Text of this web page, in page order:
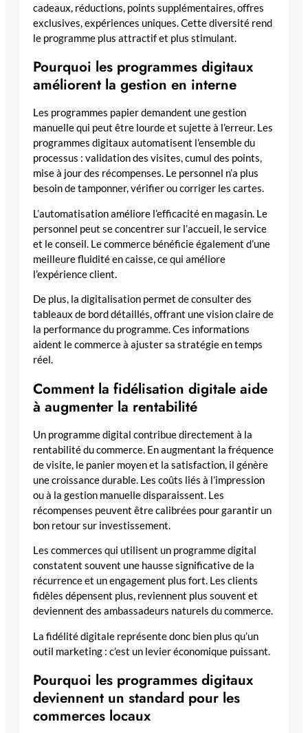
cadeaux, réductions, points supplémentaires, offres
exclusives, expériences uniques. Cette diversité rend
le programme plus attractif et plus stimulant.
Pourquoi les programmes digitaux
améliorent la gestion en interne
Les programmes papier demandent une gestion
manuelle qui peut être lourde et sujette à l’erreur. Les
programmes digitaux automatisent l’ensemble du
processus : validation des visites, cumul des points,
mise à jour des récompenses. Le personnel n’a plus
besoin de tamponner, vérifier ou corriger les cartes.
L’automatisation améliore l’efficacité en magasin. Le
personnel peut se concentrer sur l’accueil, le service
et le conseil. Le commerce bénéficie également d’une
meilleure fluidité en caisse, ce qui améliore
l’expérience client.
De plus, la digitalisation permet de consulter des
tableaux de bord détaillés, offrant une vision claire de
la performance du programme. Ces informations
aident le commerce à ajuster sa stratégie en temps
réel.
Comment la fidélisation digitale aide
à augmenter la rentabilité
Un programme digital contribue directement à la
rentabilité du commerce. En augmentant la fréquence
de visite, le panier moyen et la satisfaction, il génère
une croissance durable. Les coûts liés à l’impression
ou à la gestion manuelle disparaissent. Les
récompenses peuvent être calibrées pour garantir un
bon retour sur investissement.
Les commerces qui utilisent un programme digital
constatent souvent une hausse significative de la
récurrence et un engagement plus fort. Les clients
fidèles dépensent plus, reviennent plus souvent et
deviennent des ambassadeurs naturels du commerce.
La fidélité digitale représente donc bien plus qu’un
outil marketing : c’est un levier économique puissant.
Pourquoi les programmes digitaux
deviennent un standard pour les
commerces locaux